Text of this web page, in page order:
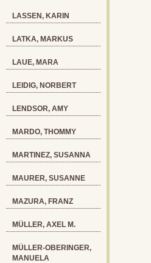
LASSEN, KARIN
LATKA, MARKUS
LAUE, MARA
LEIDIG, NORBERT
LENDSOR, AMY
MARDO, THOMMY
MARTINEZ, SUSANNA
MAURER, SUSANNE
MAZURA, FRANZ
MÜLLER, AXEL M.
MÜLLER-OBERINGER,
MANUELA